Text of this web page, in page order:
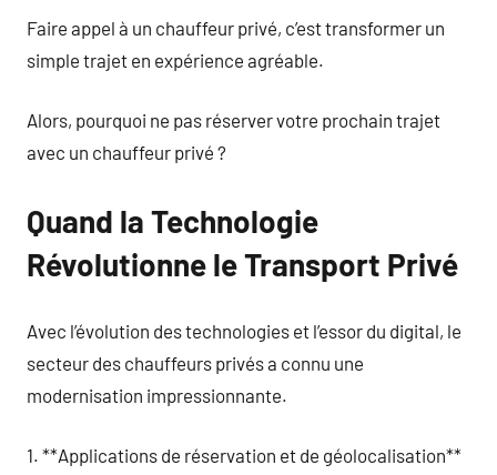
Faire appel à un chauffeur privé, c’est transformer un
simple trajet en expérience agréable.
Alors, pourquoi ne pas réserver votre prochain trajet
avec un chauffeur privé ?
Quand la Technologie
Révolutionne le Transport Privé
Avec l’évolution des technologies et l’essor du digital, le
secteur des chauffeurs privés a connu une
modernisation impressionnante.
1. **Applications de réservation et de géolocalisation**